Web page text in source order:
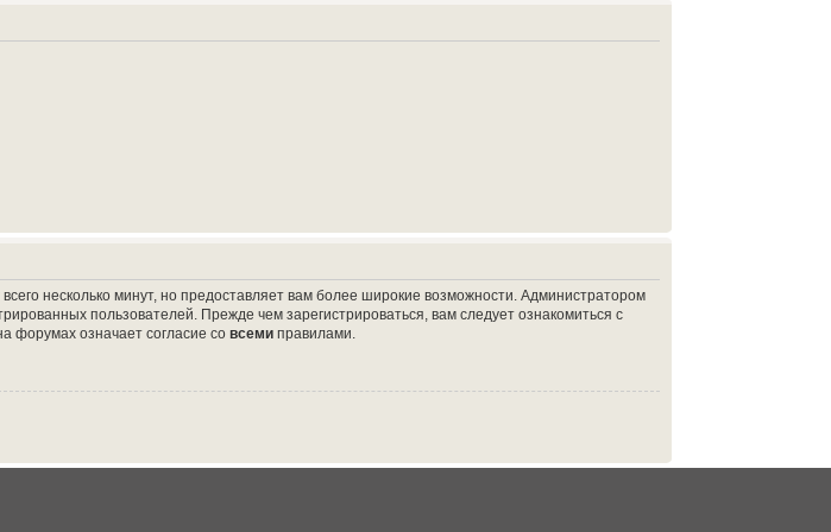
несколько минут, но предоставляет вам более широкие возможности. Администратором
пользователей. Прежде чем зарегистрироваться, вам следует ознакомиться с
форумах означает согласие совсеми правилами.